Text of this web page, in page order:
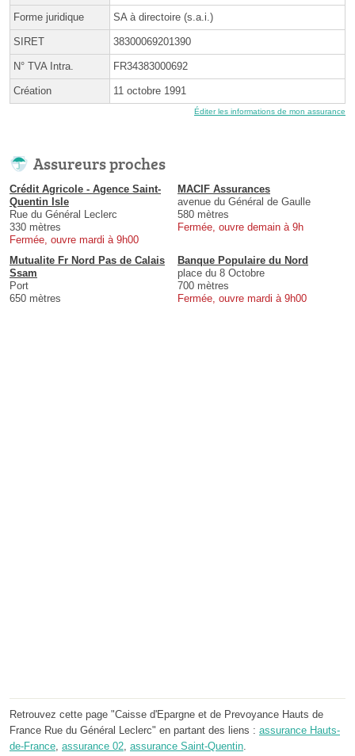
Forme juridique SA à directoire (s.a.i.)
SIRET 38300069201390
N° TVA Intra. FR34383000692
Création 11 octobre 1991
Éditer les informations de mon assurance
Assureurs proches
Crédit Agricole - Agence Saint-
Quentin Isle
Rue du Général Leclerc
330 mètres
Fermée, ouvre mardi à 9h00
MACIF Assurances
avenue du Général de Gaulle
580 mètres
Fermée, ouvre demain à 9h
Mutualite Fr Nord Pas de Calais
Ssam
Port
650 mètres
Banque Populaire du Nord
place du 8 Octobre
700 mètres
Fermée, ouvre mardi à 9h00
Retrouvez cette page "Caisse d'Epargne et de Prevoyance Hauts de
France Rue du Général Leclerc" en partant des liens : assurance Hauts-
de-France, assurance 02, assurance Saint-Quentin.